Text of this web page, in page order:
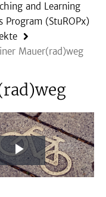
and Learning
Program (StuROPx)
Mauer(rad)weg
Play